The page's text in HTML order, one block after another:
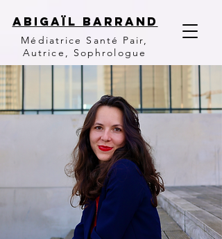
ABIGAïl Barrand
Médiatrice Santé Pair,
Autrice, Sophrologue